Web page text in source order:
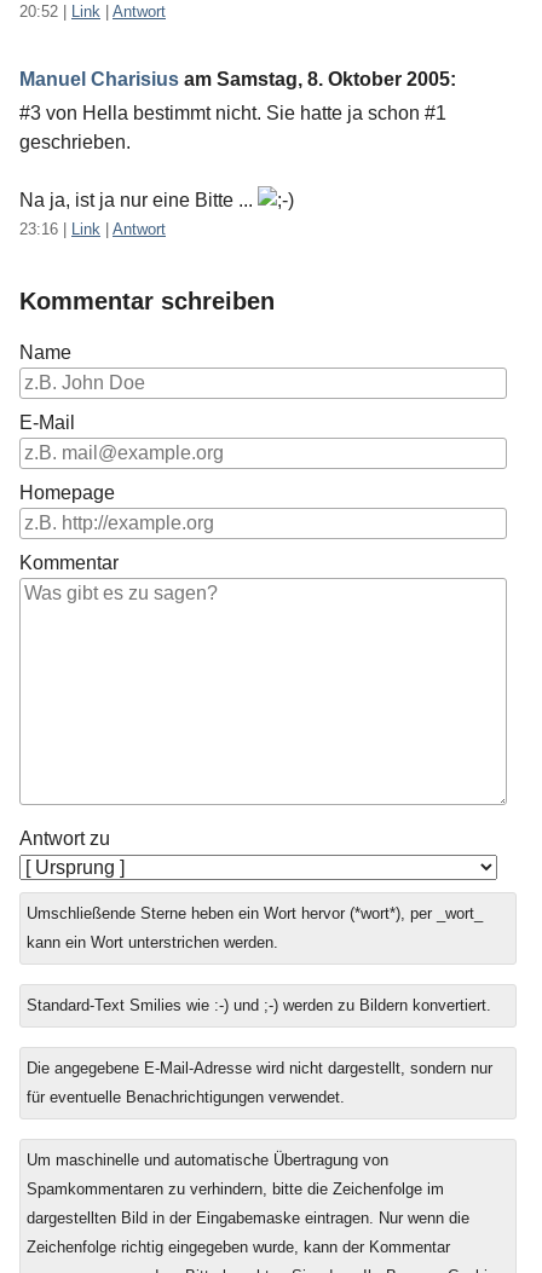
20:52 Link Antwort
Manuel Charisius am Samstag, 8. Oktober 2005:
#3 von Hella bestimmt nicht. Sie hatte ja schon #1
geschrieben.
Na ja, ist ja nur eine Bitte ...
23:16 Link Antwort
Kommentar schreiben
Name
E-Mail
Homepage
Kommentar
Antwort zu
Umschließende Sterne heben ein Wort hervor (*wort*), per _wort_
kann ein Wort unterstrichen werden.
Standard-Text Smilies wie :-) und ;-) werden zu Bildern konvertiert.
Die angegebene E-Mail-Adresse wird nicht dargestellt, sondern nur
für eventuelle Benachrichtigungen verwendet.
Um maschinelle und automatische Übertragung von
Spamkommentaren zu verhindern, bitte die Zeichenfolge im
dargestellten Bild in der Eingabemaske eintragen. Nur wenn die
Zeichenfolge richtig eingegeben wurde, kann der Kommentar